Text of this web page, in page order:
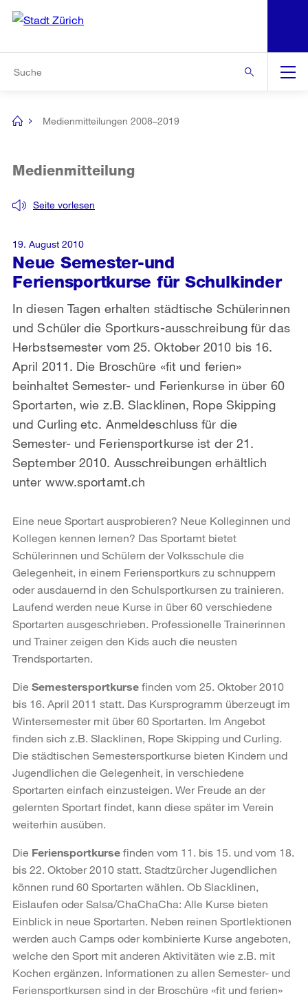
Navigation
[no
Medienmitteilungen 2008–2019
Neue Semester-und
Feriensportkurse für Schulkinder
Seite vorlesen
Medienmitteilung
In diesen Tagen erhalten städtische Schülerinnen
und Schüler die Sportkurs-ausschreibung für das
Herbstsemester vom 25. Oktober 2010 bis 16.
April 2011. Die Broschüre «fit und ferien»
beinhaltet Semester- und Ferienkurse in über 60
Sportarten, wie z.B. Slacklinen, Rope Skipping
und Curling etc. Anmeldeschluss für die
Semester- und Feriensportkurse ist der 21.
September 2010. Ausschreibungen erhältlich
unter www.sportamt.ch
19. August 2010
Eine neue Sportart ausprobieren? Neue Kolleginnen und
Kollegen kennen lernen? Das Sportamt bietet
Schülerinnen und Schülern der Volksschule die
Gelegenheit, in einem Feriensportkurs zu schnuppern
oder ausdauernd in den Schulsportkursen zu trainieren.
Laufend werden neue Kurse in über 60 verschiedene
Sportarten ausgeschrieben. Professionelle Trainerinnen
und Trainer zeigen den Kids auch die neusten
Trendsportarten.
Die Semestersportkurse finden vom 25. Oktober 2010
bis 16. April 2011 statt. Das Kursprogramm überzeugt im
Wintersemester mit über 60 Sportarten. Im Angebot
finden sich z.B. Slacklinen, Rope Skipping und Curling.
Die städtischen Semestersportkurse bieten Kindern und
Jugendlichen die Gelegenheit, in verschiedene
Sportarten einfach einzusteigen. Wer Freude an der
gelernten Sportart findet, kann diese später im Verein
weiterhin ausüben.
Die Feriensportkurse finden vom 11. bis 15. und vom 18.
bis 22. Oktober 2010 statt. Stadtzürcher Jugendlichen
können rund 60 Sportarten wählen. Ob Slacklinen,
Eislaufen oder Salsa/ChaChaCha: Alle Kurse bieten
Einblick in neue Sportarten. Neben reinen Sportlektionen
werden auch Camps oder kombinierte Kurse angeboten,
welche den Sport mit anderen Aktivitäten wie z.B. mit
Kochen ergänzen. Informationen zu allen Semester- und
Feriensportkursen sind in der Broschüre «fit und ferien»